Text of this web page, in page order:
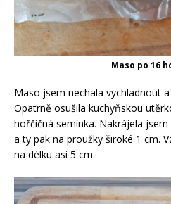
Maso po 16
Maso jsem nechala vychladnout
Opatrně osušila kuchyňskou
hořčičná semínka. Nakrájela
a ty pak na proužky široké 1 cm.
na délku asi 5 cm.